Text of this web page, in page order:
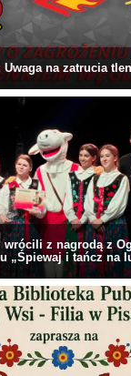
na zatrucia
wrócili z nagrodą z
„Śpiewaj i tańcz na